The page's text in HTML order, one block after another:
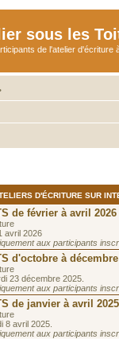
sous les
de l'atelier d'écriture
D'ÉCRITURE SUR
de février à avril 2026
avril 2026
aux participants
d'octobre à décembre
23 décembre 2025.
aux participants
de janvier à avril 2025
8 avril 2025.
aux participants